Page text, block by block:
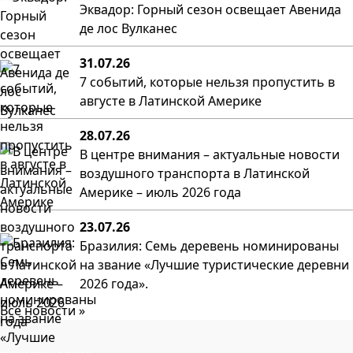
Эквадор: Горный сезон освещает Авенида
де лос Вулканес
31.07.26
7 событий, которые нельзя пропустить в
августе в Латинской Америке
28.07.26
В центре внимания – актуальные новости
воздушного транспорта в Латинской
Америке – июль 2026 года
23.07.26
Бразилия: Семь деревень номинированы
на звание «Лучшие туристические деревни
2026 года».
Все новости »